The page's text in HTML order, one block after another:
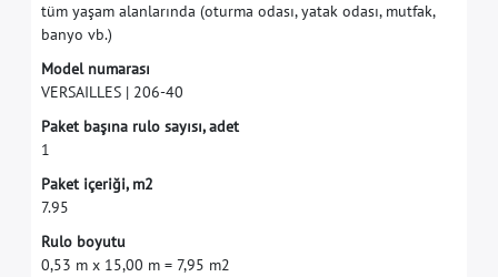
tüm yaşam alanlarında (oturma odası, yatak odası, mutfak,
banyo vb.)
Model numarası
VERSAILLES | 206-40
Paket başına rulo sayısı, adet
1
Paket içeriği, m2
7.95
Rulo boyutu
0,53 m x 15,00 m = 7,95 m2